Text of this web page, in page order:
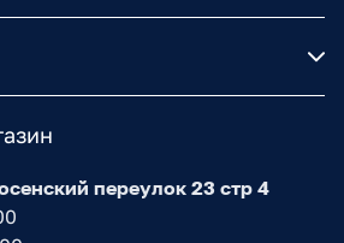
переулок 23 стр 4